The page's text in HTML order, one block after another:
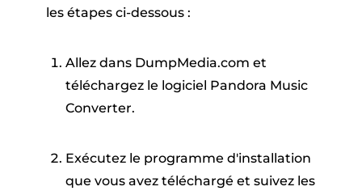
les étapes ci-dessous :
Allez dans DumpMedia.com et
téléchargez le logiciel Pandora Music
Converter.
Exécutez le programme d'installation
que vous avez téléchargé et suivez les